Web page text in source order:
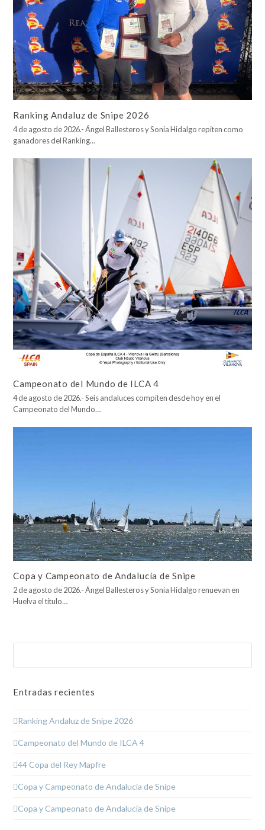
Ranking Andaluz de Snipe 2026
4 de agosto de 2026.- Ángel Ballesteros y Sonia Hidalgo repiten como
ganadores del Ranking…
Campeonato del Mundo de ILCA 4
4 de agosto de 2026.- Seis andaluces compiten desde hoy en el
Campeonato del Mundo…
Copa y Campeonato de Andalucía de Snipe
2 de agosto de 2026.- Ángel Ballesteros y Sonia Hidalgo renuevan en
Huelva el título…
Entradas recientes
Ranking Andaluz de Snipe 2026
Campeonato del Mundo de ILCA 4
44 Copa del Rey Mapfre
Copa y Campeonato de Andalucía de Snipe
Copa y Campeonato de Andalucía de Snipe